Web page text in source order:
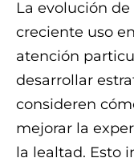
La evolución de
creciente uso
atención
desarrollar
consideren
mejorar la
la lealtad. Esto